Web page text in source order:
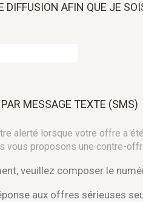
DIFFUSION AFIN QUE JE
MESSAGE TEXTE (SMS)
alerté lorsque votre offre a
vous proposons une contre-
veuillez composer le
aux offres sérieuses